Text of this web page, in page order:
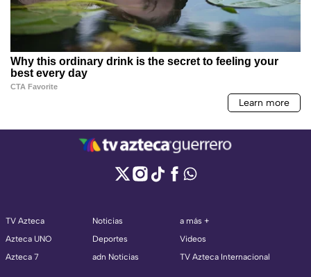
TV Azteca
Azteca UNO
Azteca 7
Noticias
Deportes
adn Noticias
a más +
Videos
TV Azteca Internacional